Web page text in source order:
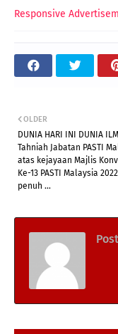
Responsive
OLDER
DUNIA HARI INI DUNIA
Tahniah Jabatan PASTI
atas kejayaan Majlis
Ke-13 PASTI Malaysia
penuh ...